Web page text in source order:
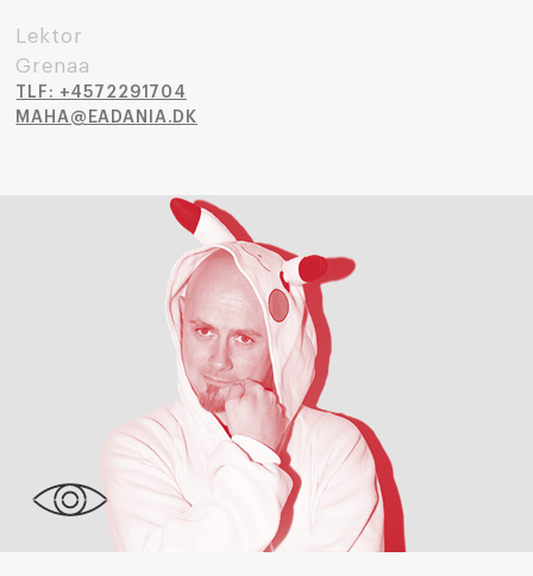
Lektor
Grenaa
TLF: +4572291704
MAHA@EADANIA.DK